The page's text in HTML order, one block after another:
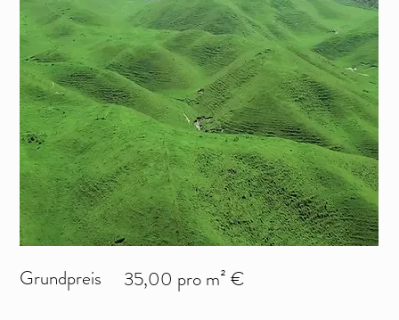
Grundpreis 35,00 pro m² €